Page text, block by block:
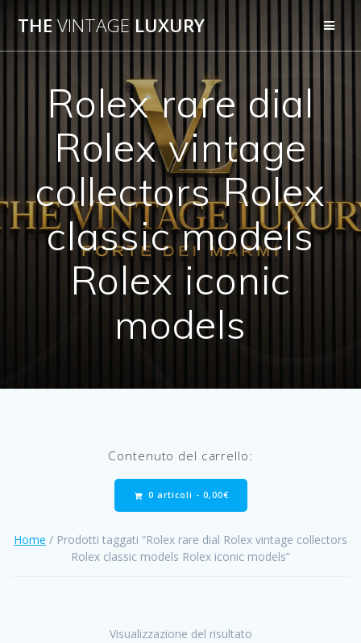
al
THE VINTAGE LUXURY
Rolex rare dial
Rolex vintage
collectors Rolex
classic models
Rolex iconic
models
Contenuto del carrello:
0 articoli - 0,00€
Home / Prodotti taggati “Rolex rare dial Rolex vintage collectors
Rolex classic models Rolex iconic models”
Visualizzazione del risultato